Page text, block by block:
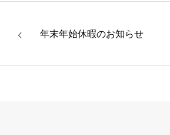
年末年始休暇のお知らせ